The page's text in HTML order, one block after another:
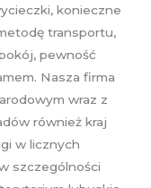
konieczne
transportu,
pewność
Nasza firma
wraz z
również kraj
w licznych
szczególności